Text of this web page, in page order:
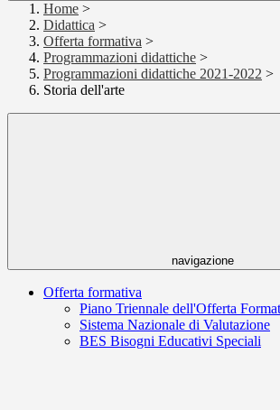
Home >
Didattica >
Offerta formativa >
Programmazioni didattiche >
Programmazioni didattiche 2021-2022 >
Storia dell'arte
navigazione
Offerta formativa
Piano Triennale dell'Offerta
Sistema Nazionale di Valutazione
BES Bisogni Educativi Speciali